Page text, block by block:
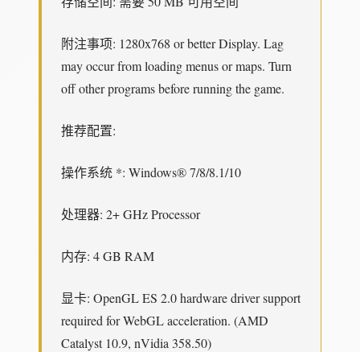
附注事项: 1280x768 or better Display. Lag
may occur from loading menus or maps. Turn
off other programs before running the game.
推荐配置:
操作系统 *: Windows® 7/8/8.1/10
处理器: 2+ GHz Processor
内存: 4 GB RAM
显卡: OpenGL ES 2.0 hardware driver support
required for WebGL acceleration. (AMD
Catalyst 10.9, nVidia 358.50)